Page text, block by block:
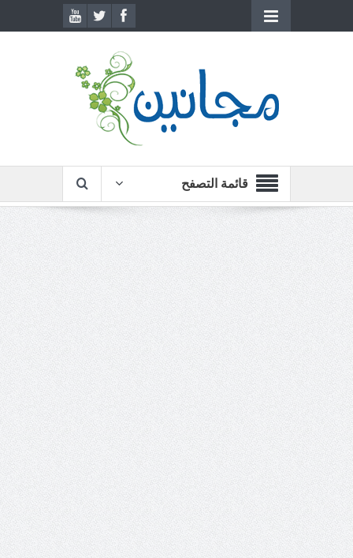
قائمة التصفح